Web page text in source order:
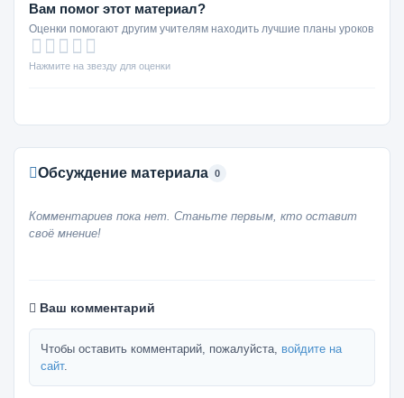
Вам помог этот материал?
Оценки помогают другим учителям находить лучшие планы уроков
Нажмите на звезду для оценки
Обсуждение материала 0
Комментариев пока нет. Станьте первым, кто оставит
своё мнение!
Ваш комментарий
Чтобы оставить комментарий, пожалуйста, войдите на
сайт.